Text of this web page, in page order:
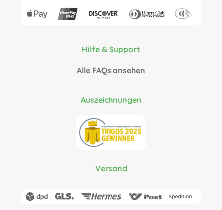
Hilfe & Support
Alle FAQs ansehen
Auszeichnungen
Versand